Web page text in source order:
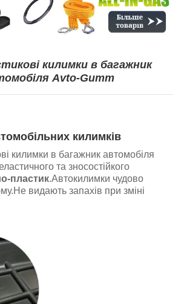
килимки в багажник
Avto-Gumm
килимків
килимки в багажник автомобіля
та зносостійкого
пластик.Автокилимки чудово
видають запахів при зміні